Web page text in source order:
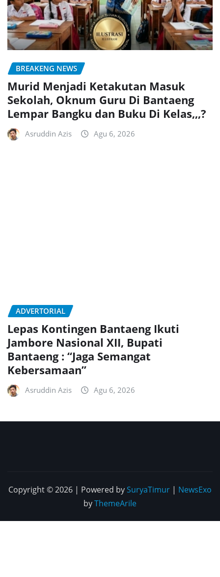
BREAKENG NEWS
Murid Menjadi Ketakutan Masuk
Sekolah, Oknum Guru Di Bantaeng
Lempar Bangku dan Buku Di Kelas,,,?
Asruddin Azis Agu 6, 2026
ADVERTORIAL
Lepas Kontingen Bantaeng Ikuti
Jambore Nasional XII, Bupati
Bantaeng : “Jaga Semangat
Kebersamaan”
Asruddin Azis Agu 6, 2026
Copyright © 2026 | Powered bySuryaTimur | NewsExo
byThemeArile